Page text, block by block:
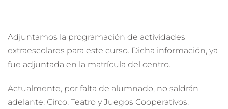
Adjuntamos la programación de actividades
extraescolares para este curso. Dicha información, ya
fue adjuntada en la matrícula del centro.
Actualmente, por falta de alumnado, no saldrán
adelante: Circo, Teatro y Juegos Cooperativos.